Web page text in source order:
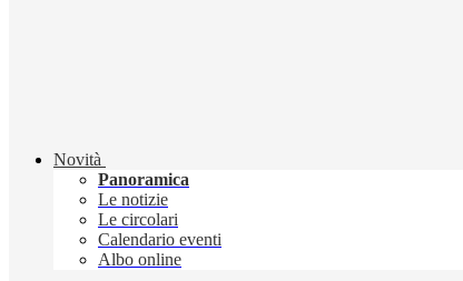
Novità
Panoramica
Le notizie
Le circolari
Calendario eventi
Albo online